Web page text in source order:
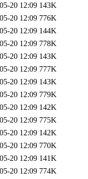
20 12:09 143K
20 12:09 776K
20 12:09 144K
20 12:09 778K
20 12:09 143K
20 12:09 777K
20 12:09 143K
20 12:09 779K
20 12:09 142K
20 12:09 775K
20 12:09 142K
20 12:09 770K
20 12:09 141K
20 12:09 774K